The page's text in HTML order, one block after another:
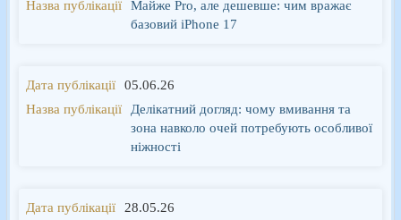
Майже Pro, але дешевше: чим вражає
базовий iPhone 17
05.06.26
Делікатний догляд: чому вмивання та
зона навколо очей потребують особливої
ніжності
28.05.26